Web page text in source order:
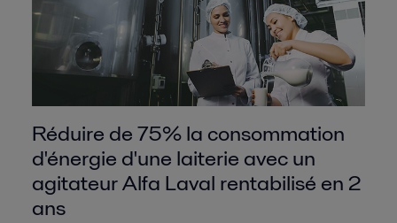
Réduire de 75% la consommation
d'énergie d'une laiterie avec un
agitateur Alfa Laval rentabilisé en 2
ans